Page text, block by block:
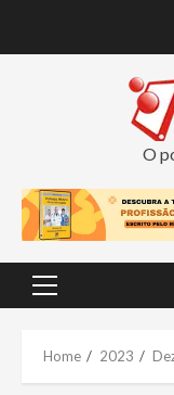
O
Primary
Home 2023